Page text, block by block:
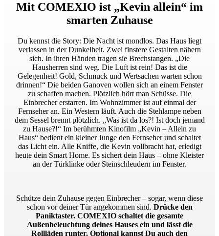
Mit COMEXIO ist „Kevin allein“ im
smarten Zuhause
Du kennst die Story: Die Nacht ist mondlos. Das Haus liegt
verlassen in der Dunkelheit. Zwei finstere Gestalten nähern
sich. In ihren Händen tragen sie Brechstangen. „Die
Hausherren sind weg. Die Luft ist rein! Das ist die
Gelegenheit! Gold, Schmuck und Wertsachen warten schon
drinnen!“ Die beiden Ganoven wollen sich an einem Fenster
zu schaffen machen. Plötzlich hört man Schüsse. Die
Einbrecher erstarren. Im Wohnzimmer ist auf einmal der
Fernseher an. Ein Western läuft. Auch die Stehlampe neben
dem Sessel brennt plötzlich. „Was ist da los?! Ist doch jemand
zu Hause?!“ Im berühmten Kinofilm „Kevin – Allein zu
Haus“ bedient ein kleiner Junge den Fernseher und schaltet
das Licht ein. Alle Kniffe, die Kevin vollbracht hat, erledigt
heute dein Smart Home. Es sichert dein Haus – ohne Kleister
an der Türklinke oder Steinschleudern im Fenster.
Schütze dein Zuhause gegen Einbrecher – sogar, wenn diese
schon vor deiner Tür angekommen sind. Drücke den
Paniktaster. COMEXIO schaltet die gesamte
Außenbeleuchtung deines Hauses ein und lässt die
Rollläden runter. Optional kannst Du auch den